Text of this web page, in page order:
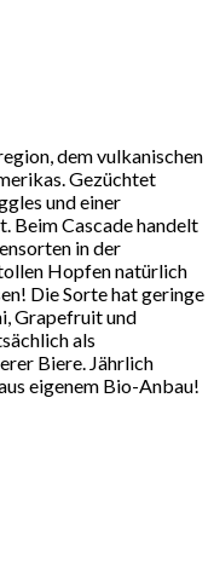
dem vulkanischen
Gezüchtet
und einer
Beim Cascade handelt
in der
Hopfen natürlich
Die Sorte hat geringe
Grapefruit und
als
Biere. Jährlich
eigenem Bio-Anbau!